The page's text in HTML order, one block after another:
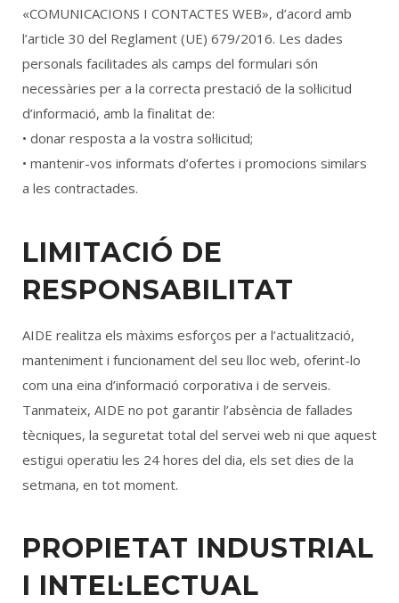
«COMUNICACIONS I CONTACTES WEB», d’acord amb
l’article 30 del Reglament (UE) 679/2016. Les dades
personals facilitades als camps del formulari són
necessàries per a la correcta prestació de la sol·licitud
d’informació, amb la finalitat de:
• donar resposta a la vostra sol·licitud;
• mantenir-vos informats d’ofertes i promocions similars
a les contractades.
LIMITACIÓ DE
RESPONSABILITAT
AIDE realitza els màxims esforços per a l’actualització,
manteniment i funcionament del seu lloc web, oferint-lo
com una eina d’informació corporativa i de serveis.
Tanmateix, AIDE no pot garantir l’absència de fallades
tècniques, la seguretat total del servei web ni que aquest
estigui operatiu les 24 hores del dia, els set dies de la
setmana, en tot moment.
PROPIETAT INDUSTRIAL
I INTEL·LECTUAL